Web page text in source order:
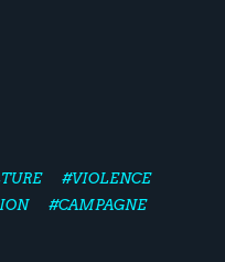
#VIOLENCE
#CAMPAGNE